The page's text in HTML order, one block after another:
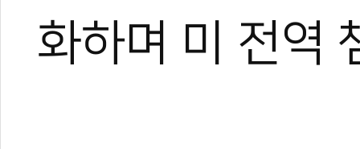
화하며 미 전역